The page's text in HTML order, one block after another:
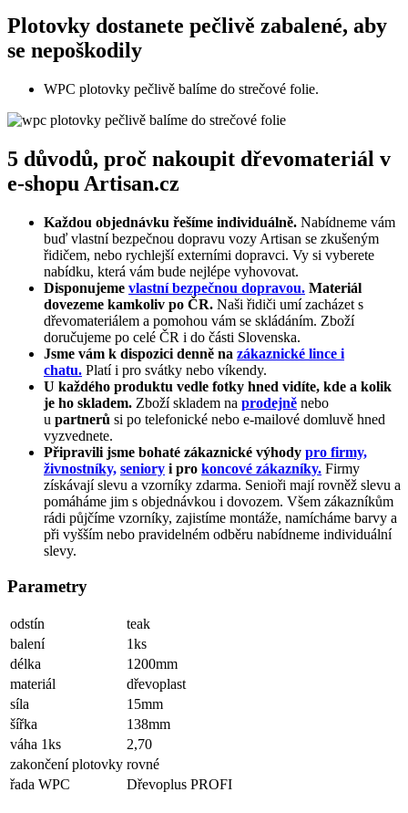
Plotovky dostanete pečlivě zabalené, aby
se nepoškodily
WPC plotovky pečlivě balíme do strečové folie.
5 důvodů, proč nakoupit dřevomateriál v
e-shopu Artisan.cz
Každou objednávku řešíme individuálně. Nabídneme vám
buď vlastní bezpečnou dopravu vozy Artisan se zkušeným
řidičem, nebo rychlejší externími dopravci. Vy si vyberete
nabídku, která vám bude nejlépe vyhovovat.
Disponujeme vlastní bezpečnou dopravou. Materiál
dovezeme kamkoliv po ČR. Naši řidiči umí zacházet s
dřevomateriálem a pomohou vám se skládáním. Zboží
doručujeme po celé ČR i do části Slovenska.
Jsme vám k dispozici denně na zákaznické lince i
chatu. Platí i pro svátky nebo víkendy.
U každého produktu vedle fotky hned vidíte, kde a kolik
je ho skladem. Zboží skladem na prodejně nebo
u partnerů si po telefonické nebo e-mailové domluvě hned
vyzvednete.
Připravili jsme bohaté zákaznické výhody pro firmy,
živnostníky, seniory i pro koncové zákazníky. Firmy
získávají slevu a vzorníky zdarma. Senioři mají rovněž slevu a
pomáháme jim s objednávkou i dovozem. Všem zákazníkům
rádi půjčíme vzorníky, zajistíme montáže, namícháme barvy a
při vyšším nebo pravidelném odběru nabídneme individuální
slevy.
Parametry
odstín
teak
balení
1ks
délka
1200mm
materiál
dřevoplast
síla
15mm
šířka
138mm
váha 1ks
2,70
zakončení plotovky rovné
řada WPC
Dřevoplus PROFI